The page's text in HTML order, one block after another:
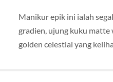
Manikur epik ini ialah
gradien, ujung kuku matte
golden celestial yang